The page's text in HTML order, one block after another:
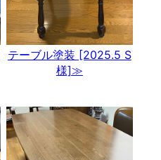
テーブル塗装 [2025.5 S
様]≫